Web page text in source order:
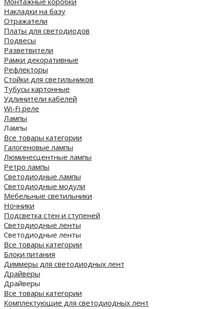
Накладки на базу
Отражатели
Платы для светодиодов
Подвесы
Разветвители
Рамки декоративные
Рефлекторы
Стойки для светильников
Тубусы картонные
Удлинители кабелей
Wi-Fi реле
Лампы
Лампы
Все товары категории
Галогеновые лампы
Люминесцентные лампы
Ретро лампы
Светодиодные лампы
Светодиодные модули
Мебельные светильники
Ночники
Подсветка стен и ступеней
Светодиодные ленты
Светодиодные ленты
Все товары категории
Блоки питания
Диммеры для светодиодных лент
Драйверы
Драйверы
Все товары категории
Комплектующие для светодиодных лент